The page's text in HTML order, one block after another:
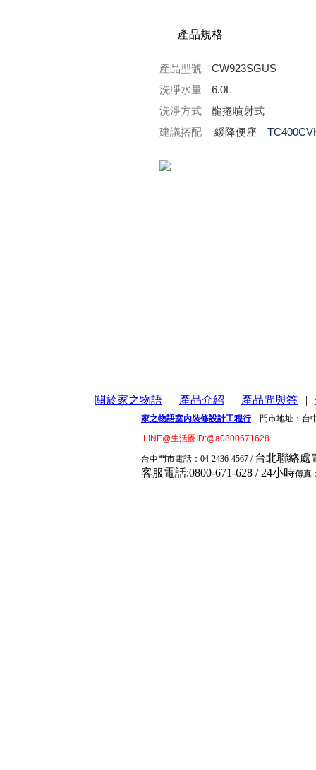
產品規格
產品型號
CW923SGUS
洗凈水量
6.0L
洗淨方式
龍捲噴射式
建議搭配
緩降便座
關於家之物語 | 產品介紹 | 產品問與答 |
家之物語室內裝修設計工程行門市地址：台中
LINE@生活圈ID:@a0800671628
台中門市電話：04-2436-4567 / 台北聯絡處
客服電話:0800-671-628 / 24小時傳真